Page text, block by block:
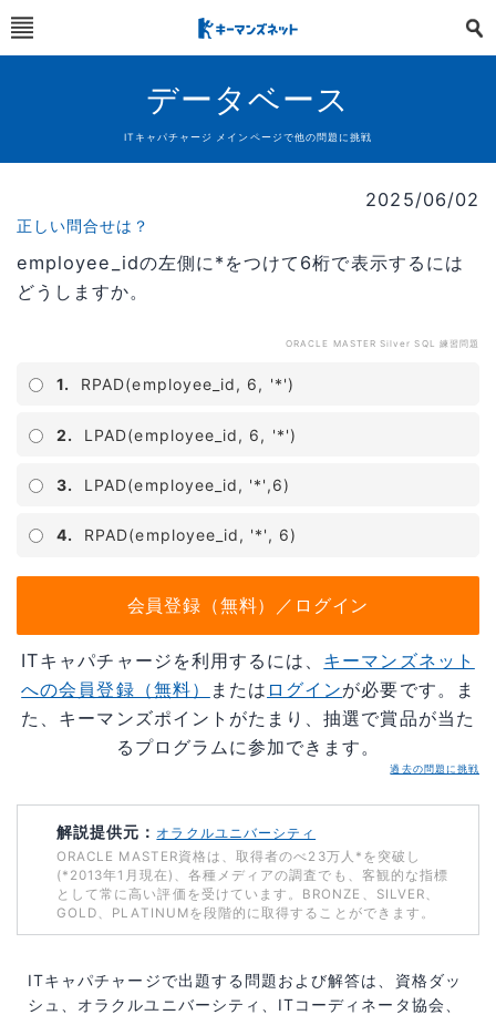
データベース
ITキャパチャージ メインページで他の問題に挑戦
2025/06/02
正しい問合せは？
employee_idの左側に*をつけて6桁で表示するには
どうしますか。
ORACLE MASTER Silver SQL 練習問題
1. RPAD(employee_id, 6, '*')
2. LPAD(employee_id, 6, '*')
3. LPAD(employee_id, '*',6)
4. RPAD(employee_id, '*', 6)
会員登録（無料）／ログイン
ITキャパチャージを利用するには、 キーマンズネット
への会員登録（無料）
または ログインが必要です。ま
た、キーマンズポイントがたまり、抽選で賞品が当た
るプログラムに参加できます。
過去の問題に挑戦
解説提供元： オラクルユニバーシティ
ORACLE MASTER資格は、取得者のべ23万人*を突破し
(*2013年1月現在)、各種メディアの調査でも、客観的な指標
として常に高い評価を受けています。BRONZE、SILVER、
GOLD、PLATINUMを段階的に取得することができます。
ITキャパチャージで出題する問題および解答は、資格ダッ
シュ、オラクルユニバーシティ、ITコーディネータ協会、